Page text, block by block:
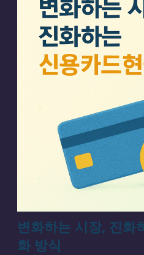
변화하는 시장, 진화
화 방식